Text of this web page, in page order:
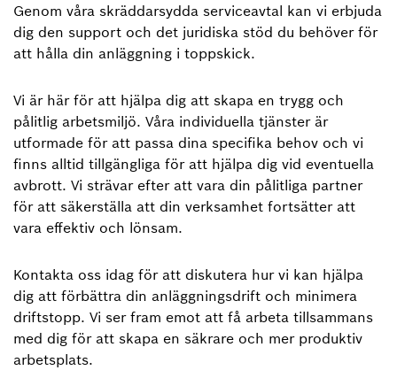
Genom våra skräddarsydda serviceavtal kan vi erbjuda
dig den support och det juridiska stöd du behöver för
att hålla din anläggning i toppskick.
Vi är här för att hjälpa dig att skapa en trygg och
pålitlig arbetsmiljö. Våra individuella tjänster är
utformade för att passa dina specifika behov och vi
finns alltid tillgängliga för att hjälpa dig vid eventuella
avbrott. Vi strävar efter att vara din pålitliga partner
för att säkerställa att din verksamhet fortsätter att
vara effektiv och lönsam.
Kontakta oss idag för att diskutera hur vi kan hjälpa
dig att förbättra din anläggningsdrift och minimera
driftstopp. Vi ser fram emot att få arbeta tillsammans
med dig för att skapa en säkrare och mer produktiv
arbetsplats.